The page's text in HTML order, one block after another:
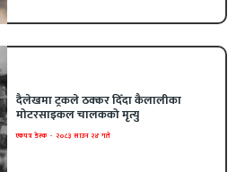
दैलेखमा ट्रकले ठक्कर दिँदा कैलालीका
मोटरसाइकल चालकको मृत्यु
एकपत्र डेस्क - २०८३ साउन २४ गते